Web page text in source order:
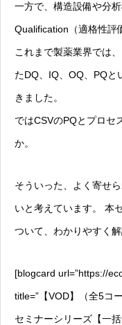
一方で、構造設備や分
Qualification（適格性評
これまで製薬業界では
たDQ、IQ、OQ、PQと
きました。
ではCSVのPQとプロセ
か。
そういった、よく寄せ
いと考えています。 本
ついて、わかりやすく
[blogcard url=”https://
title=”【VOD】（全5コ
セミナーシリーズ【一